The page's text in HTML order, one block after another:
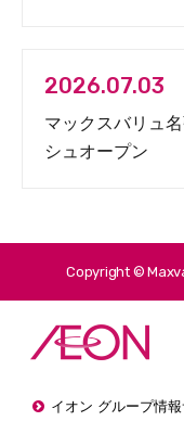
2026.07.03
マックスバリュ
シュオープン
Copyright ©
イオン グループ情報